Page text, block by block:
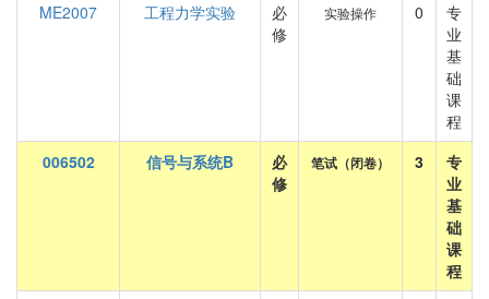
ME2007
工程力学实验
必
修
实验操作 0
专
业
基
础
课
程
006502
信号与系统B
必
修
笔试（闭卷） 3
专
业
基
础
课
程